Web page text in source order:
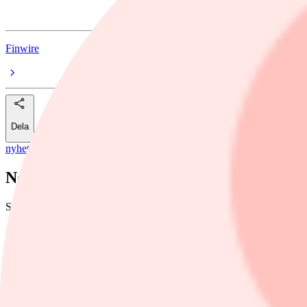
Finwire
Dela
nyheter
Nordea: Europeisk upprustning kan lyfta
Storbanken Nordeas danska chefsekonom Helge Pedersen